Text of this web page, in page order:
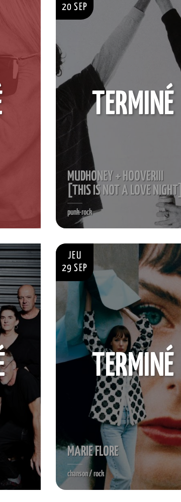
20 SEP
MUDHONEY + HOOVERIII
[THIS IS NOT A LOVE NIGHT]
punk-rock
TERMINÉ
JEU
29 SEP
MARIE FLORE
chanson / rock
TERMINÉ